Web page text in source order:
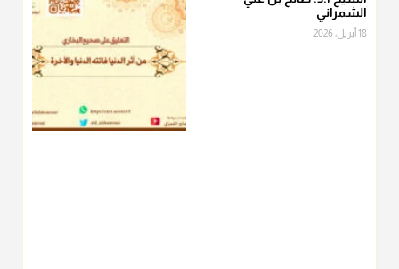
، فإلم يعلم إلا بعد ذلك لم تجزه لقولهﷺ:
الشمراني
18 أبريل، 2026